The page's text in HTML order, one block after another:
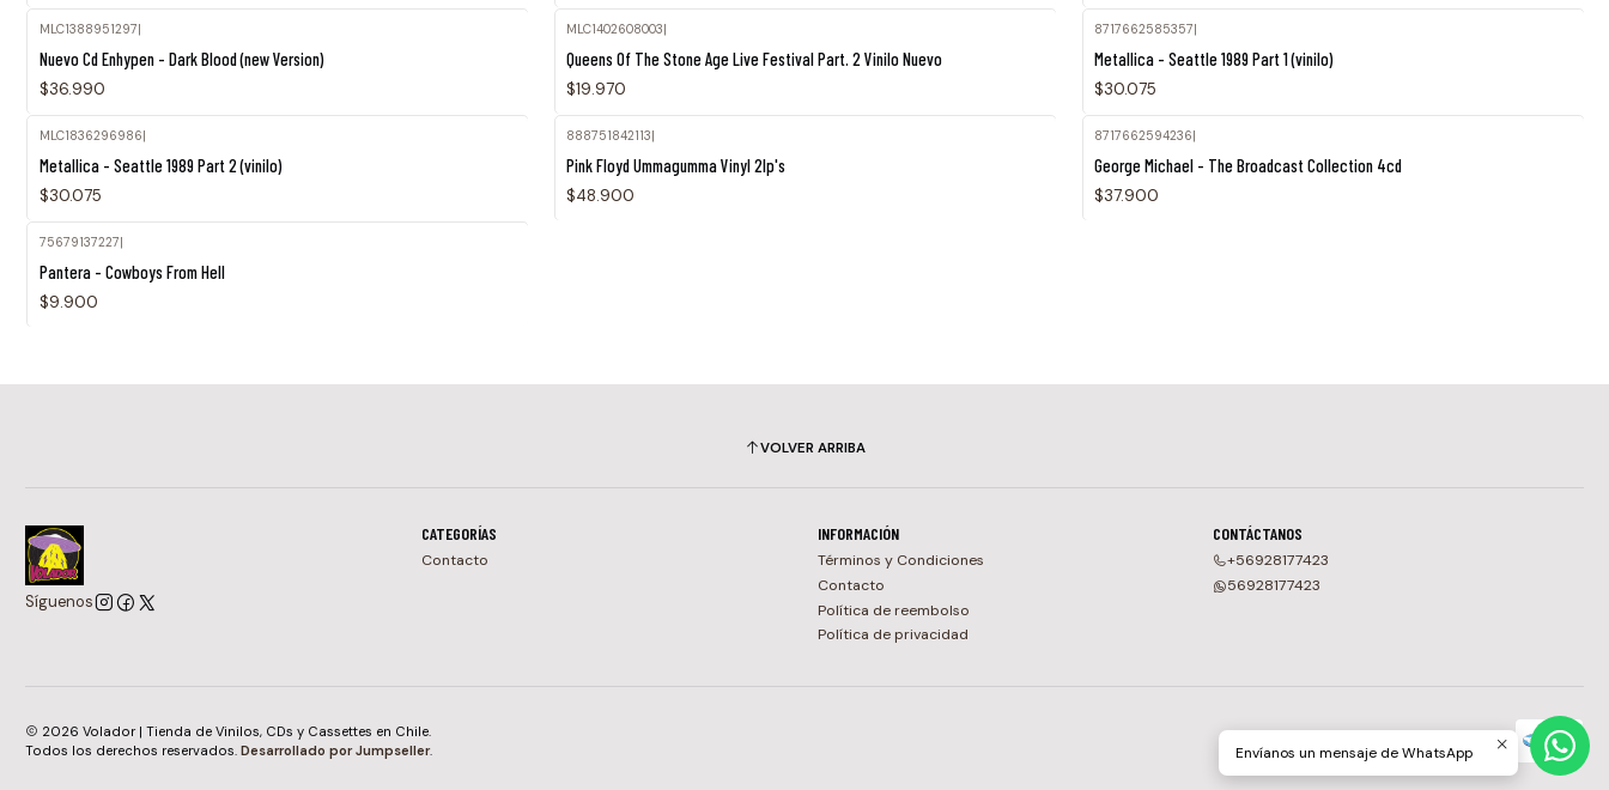
MLC1388951297|
Nuevo Cd Enhypen - Dark Blood (new Version)
$36.990
MLC1402608003|
Queens Of The Stone Age Live Festival Part. 2 Vinilo Nuevo
$19.970
8717662585357|
Metallica - Seattle 1989 Part 1 (vinilo)
$30.075
MLC1836296986
Metallica - Seattle 1989 Part 2 (vinilo)
$30.075
888751842113
Pink Floyd Ummagumma Vinyl 2lp's
$48.900
8717662594236
George Michael - The Broadcast Collection 4cd
$37.900
75679137227
Pantera - Cowboys From Hell
$9.900
VOLVER ARRIBA
Síguenos
CATEGORÍAS
Contacto
INFORMACIÓN
Términos y Condiciones
Contacto
Política de reembolso
Política de privacidad
CONTÁCTANOS
+56928177423
56928177423
2026 Volador | Tienda de Vinilos, CDs y Cassettes en Chile.
Todos los derechos reservados. Desarrollado por Jumpseller. Envíanos un mensaje de WhatsApp